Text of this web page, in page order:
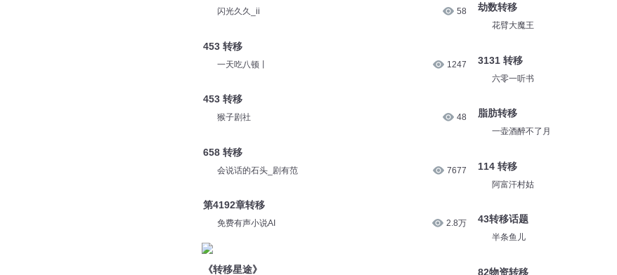
闪光久久_ii 58
453 转移
一天吃八顿丨 1247
453 转移
猴子剧社 48
658 转移
会说话的石头_剧有范 7677
第4192章转移
免费有声小说AI 2.8万
《转移星途》
劫数转移
花臂大魔王
3131 转移
六零一听书
脂肪转移
一壶酒醉不了月
114 转移
阿富汗村姑
43转移话题
半条鱼儿
82物资转移